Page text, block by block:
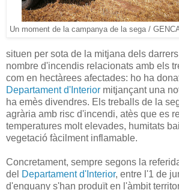
Un moment de la campanya de la sega /
situen per sota de la mitjana dels
nombre d'incendis relacionats amb els
com en hectàrees afectades: ho ha
Departament d'Interior mitjançant una
ha emès divendres. Els treballs de la
agrària amb risc d'incendi, atès que es
temperatures molt elevades, humitats
vegetació fàcilment inflamable.
Concretament, sempre segons la
del Departament d'Interior, entre l'1 de
d'enguany s'han produït en l'àmbit